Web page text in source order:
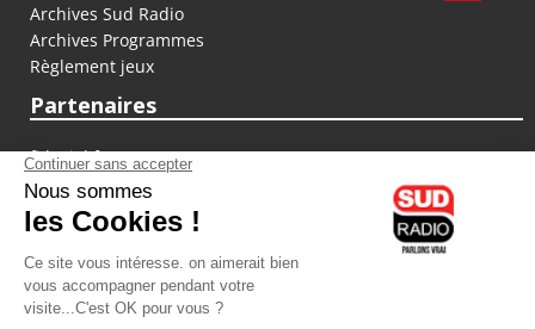
Archives Sud Radio
Archives Programmes
Règlement jeux
Partenaires
fiducial.fr
lyoncapitale.fr
olympique-et-lyonnais.com
L'application Iphone / Android
Téléchargez l'application